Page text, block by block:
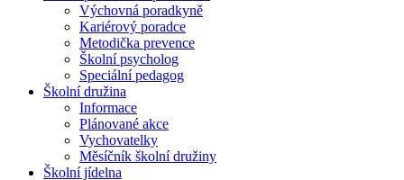
Výchovná poradkyně
Kariérový poradce
Metodička prevence
Školní psycholog
Speciální pedagog
Školní družina
Informace
Plánované akce
Vychovatelky
Měsíčník školní družiny
Školní jídelna